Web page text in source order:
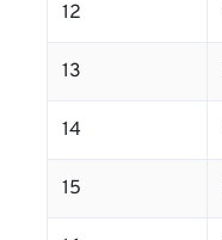
12
13
14
15